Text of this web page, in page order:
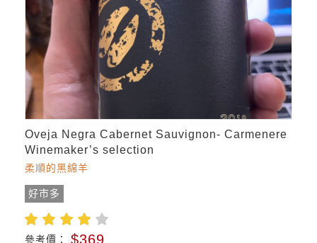
Oveja Negra Cabernet Sauvignon- Carmenere
Winemaker’s selection
柔順的黑綿羊
好市多
參考價： $369